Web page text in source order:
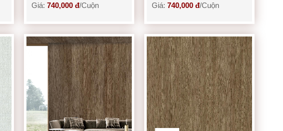
Giá: 740,000 đ/Cuộn Giá: 740,000 đ/Cuộn